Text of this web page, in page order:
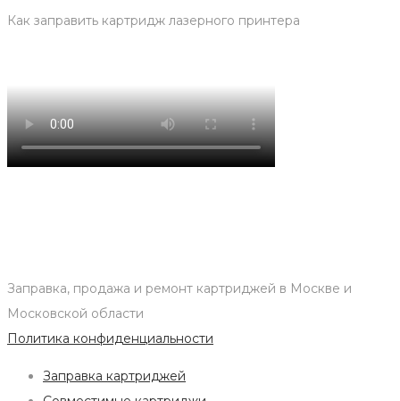
Как заправить картридж лазерного принтера
Заправка, продажа и ремонт картриджей в Москве и
Московской области
Политика конфиденциальности
Заправка картриджей